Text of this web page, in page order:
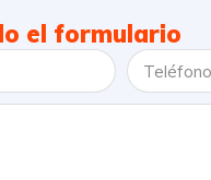
el formulario